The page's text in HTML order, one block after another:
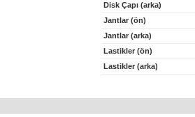
Disk Çapı (arka)
Jantlar (ön)
Jantlar (arka)
Lastikler (ön)
Lastikler (arka)